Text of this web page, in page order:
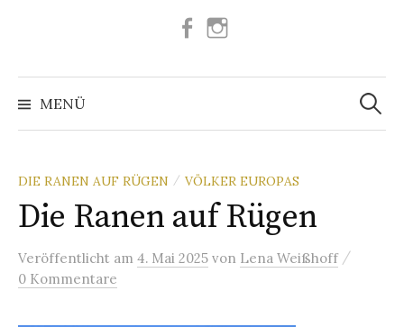
Facebook
MENÜ
Suchen
nach:
DIE RANEN AUF RÜGEN / VÖLKER EUROPAS
Die Ranen auf Rügen
Veröffentlicht am 4. Mai 2025 von Lena Weißhoff /
0 Kommentare